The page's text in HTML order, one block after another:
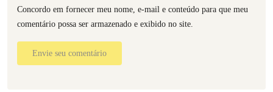
Concordo em fornecer meu nome, e-mail e conteúdo para que meu
comentário possa ser armazenado e exibido no site.
Envie seu comentário